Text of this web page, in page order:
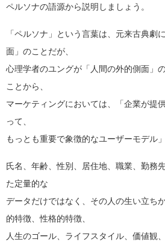
ペルソナの語源から説明しましょう。
「ペルソナ」という言葉は、元来古典劇
面」のことだが、
心理学者のユングが「人間の外的側面」
ことから、
マーケティングにおいては、「企業が提
って、
もっとも重要で象徴的なユーザーモデル
氏名、年齢、性別、居住地、職業、勤務
た定量的な
データだけではなく、その人の生い立ち
的特徴、性格的特徴、
人生のゴール、ライフスタイル、価値観